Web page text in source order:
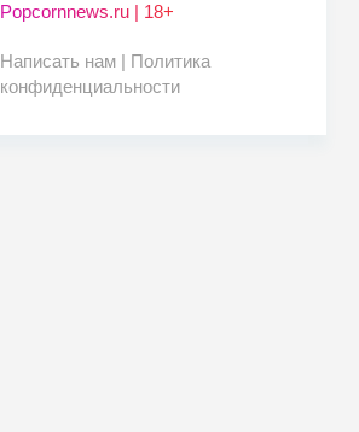
Popcornnews.ru | 18+
Написать нам | Политика
конфиденциальности